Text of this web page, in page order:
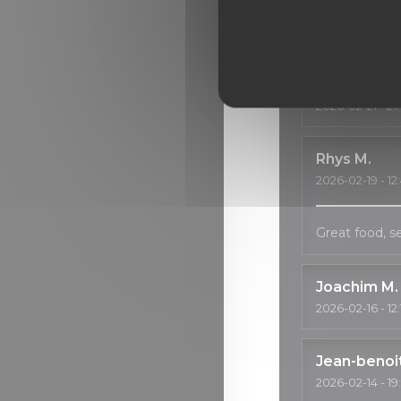
Good
2026-02-21-
Rhys M
2026-02-19 -
Great food,
Joachim M
2026-02-16 -
Jean-
2026-02-14 -